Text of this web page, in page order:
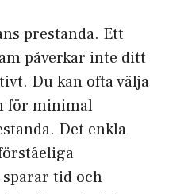
prestanda. Ett
påverkar inte ditt
Du kan ofta välja
för minimal
Det enkla
tid och